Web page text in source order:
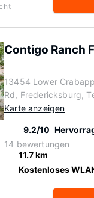
Contigo Ranch
13454 Lower
Rd, Fredericksburg,
Karte anzeigen
9.2/10
14 bewertungen
11.7 km
Kostenloses